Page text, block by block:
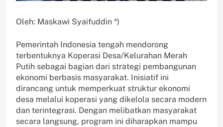
Oleh: Maskawi Syaifuddin *)
Pemerintah Indonesia tengah mendorong
terbentuknya Koperasi Desa/Kelurahan Merah
Putih sebagai bagian dari strategi pembangunan
ekonomi berbasis masyarakat. Inisiatif ini
dirancang untuk memperkuat struktur ekonomi
desa melalui koperasi yang dikelola secara modern
dan terintegrasi. Dengan melibatkan masyarakat
secara langsung, program ini diharapkan mampu